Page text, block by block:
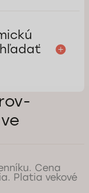
Cena
Platia vekové